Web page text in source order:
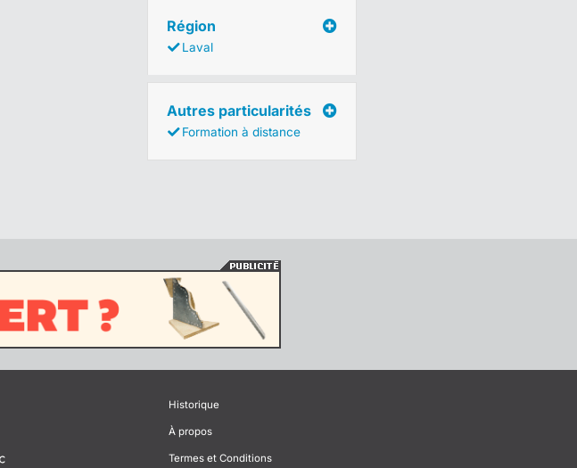
Région
Laval
Autres particularités
Formation à distance
Historique
À propos
Termes et Conditions